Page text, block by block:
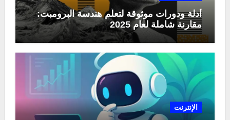
أدلة ودورات موثوقة لتعلّم هندسة البرومبت:
مقارنة شاملة لعام 2025
الإنترنت